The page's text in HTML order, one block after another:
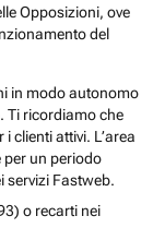
Opposizioni, ove
del
in modo autonomo
Ti ricordiamo che
clienti attivi. L’area
per un periodo
servizi Fastweb.
o recarti nei